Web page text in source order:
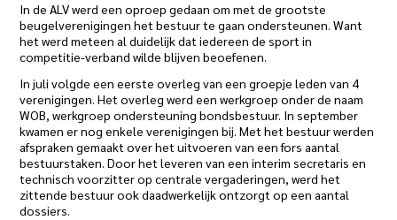
In de ALV werd een oproep gedaan om met de grootste
beugelverenigingen het bestuur te gaan ondersteunen. Want
het werd meteen al duidelijk dat iedereen de sport in
competitie-verband wilde blijven beoefenen.
In juli volgde een eerste overleg van een groepje leden van 4
verenigingen. Het overleg werd een werkgroep onder de naam
WOB, werkgroep ondersteuning bondsbestuur. In september
kwamen er nog enkele verenigingen bij. Met het bestuur werden
afspraken gemaakt over het uitvoeren van een fors aantal
bestuurstaken. Door het leveren van een interim secretaris en
technisch voorzitter op centrale vergaderingen, werd het
zittende bestuur ook daadwerkelijk ontzorgt op een aantal
dossiers.